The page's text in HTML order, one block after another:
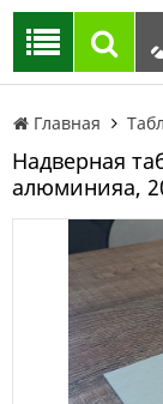
Главная
Надверная
алюминияа,